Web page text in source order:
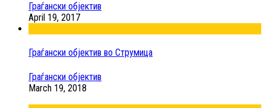
Граѓански објектив
April 19, 2017
Граѓански објектив во Струмица
Граѓански објектив
March 19, 2018